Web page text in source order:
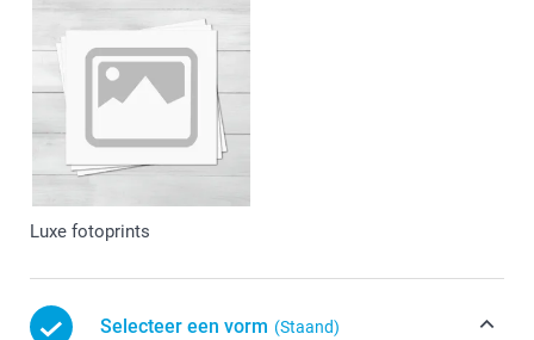
Luxe fotoprints
Selecteer een vorm (Staand)